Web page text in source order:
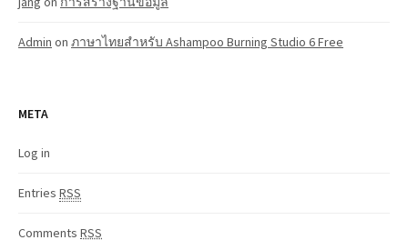
Admin on ภาษาไทยสำหรับ Ashampoo Burning Studio 6 Free
META
Log in
Entries RSS
Comments RSS